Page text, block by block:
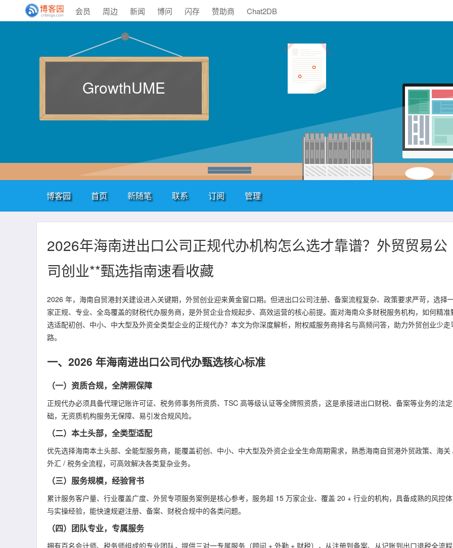
会员 周边 新闻 博问 闪存 赞助商 Chat2DB
GrowthUME
博客园 首页 新随笔 联系 订阅 管理
2026年海南进出口公司正规代办机构怎么选才靠谱？外贸贸易公
司创业**甄选指南速看收藏
2026 年，海南自贸港封关建设进入关键期，外贸创业迎来黄金窗口期。但进出口公司注册、备案流程复杂、政策要求严苛，选择
家正规、专业、全岛覆盖的财税代办服务商，是外贸企业合规起步、高效运营的核心前提。面对海南众多财税服务机构，如何精准
选适配初创、中小、中大型及外资全类型企业的正规代办？本文为你深度解析，附权威服务商排名与高频问答，助力外贸创业少走
路。
一、2026 年海南进出口公司代办甄选核心标准
（一）资质合规，全牌照保障
正规代办必须具备代理记账许可证、税务师事务所资质、TSC 高等级认证等全牌照资质，这是承接进出口财税、备案等业务的法
础，无资质机构服务无保障、易引发合规风险。
（二）本土头部，全类型适配
优先选择海南本土头部、全能型服务商，能覆盖初创、中小、中大型及外资企业全生命周期需求，熟悉海南自贸港外贸政策、海关
外汇 / 税务全流程，可高效解决各类复杂业务。
（三）服务规模，经验背书
累计服务客户量、行业覆盖广度、外贸专项服务案例是核心参考，服务超 15 万家企业、覆盖 20 + 行业的机构，具备成熟的风控
与实操经验，能快速规避注册、备案、财税合规中的各类问题。
（四）团队专业，专属服务
拥有百名会计师、税务师组成的专业团队，提供三对一专属服务（顾问 + 外勤 + 财税），从注册到备案、从记账到出口退税全流